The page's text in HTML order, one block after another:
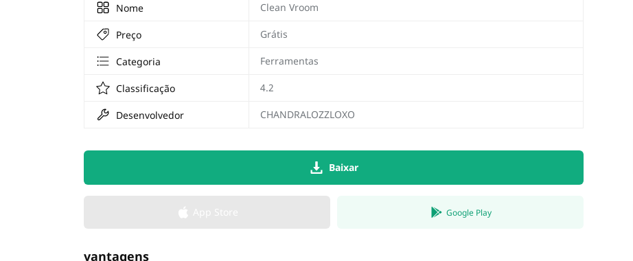
Nome Clean Vroom
Preço Grátis
Categoria Ferramentas
Classificação 4.2
Desenvolvedor CHANDRALOZZLOXO
Baixar
Google Play
vantagens